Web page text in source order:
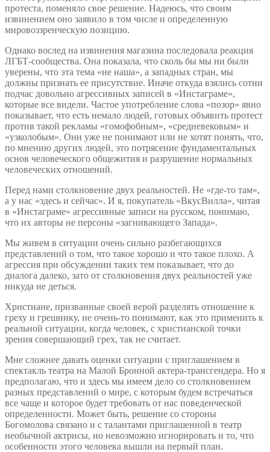
протеста, поменяло свое решение. Надеюсь, что своим
извинением оно заявило в том числе и определенную
мировоззренческую позицию.
Однако вослед на извинения магазина последовала реакция
ЛГБТ-сообщества. Она показала, что сколь бы мы ни были
уверены, что эта тема «не наша», а западных стран, мы
должны признать ее присутствие. Иначе откуда взялись сотни
подчас довольно агрессивных записей в «Инстаграме»,
которые все видели. Частое употребление слова «позор» явно
показывает, что есть немало людей, готовых объявить протест
против такой рекламы «гомофобным», «средневековым» и
«узколобым». Они уже не понимают или не хотят понять, что,
по мнению других людей, это потрясение фундаментальных
основ человеческого общежития и разрушение нормальных
человеческих отношений.
Перед нами столкновение двух реальностей. Не «где-то там»,
а у нас «здесь и сейчас». И я, покупатель «ВкусВилла», читая
в «Инстаграме» агрессивные записи на русском, понимаю,
что их авторы не персоны «загнивающего Запада».
Мы живем в ситуации очень сильно разбегающихся
представлений о том, что такое хорошо и что такое плохо. А
агрессия при обсуждении таких тем показывает, что до
диалога далеко, зато от столкновения двух реальностей уже
никуда не деться.
Христиане, призванные своей верой разделять отношение к
греху и грешнику, не очень-то понимают, как это применить к
реальной ситуации, когда человек, с христианской точки
зрения совершающий грех, так не считает.
Мне сложнее давать оценки ситуации с приглашением в
спектакль театра на Малой Бронной актера-трансгендера. Но я
предполагаю, что и здесь мы имеем дело со столкновением
разных представлений о мире, с которым будем встречаться
все чаще и которое будет требовать от нас поведенческой
определенности. Может быть, решение со стороны
Богомолова связано и с талантами приглашенной в театр
необычной актрисы, но невозможно игнорировать и то, что
особенности этого человека вышли на первый план.